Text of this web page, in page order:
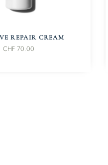
WARENKORB
REPAIR CREAM
CHF70.00